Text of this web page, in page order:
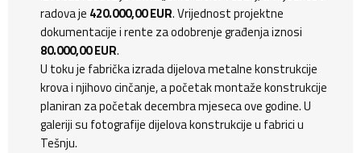
radova je 420.000,00 EUR. Vrijednost projektne
dokumentacije i rente za odobrenje građenja iznosi
80.000,00 EUR.
U toku je fabrička izrada dijelova metalne konstrukcije
krova i njihovo cinčanje, a početak montaže konstrukcije
planiran za početak decembra mjeseca ove godine. U
galeriji su fotografije dijelova konstrukcije u fabrici u
Tešnju.